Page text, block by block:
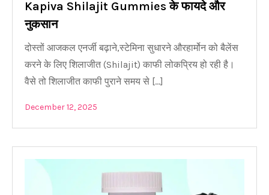
Kapiva Shilajit Gummies के फायदे और
नुकसान
दोस्तों आजकल एनर्जी बढ़ाने,स्टेमिना सुधारने औरहार्मोन को बैलेंस
करने के लिए शिलाजीत (Shilajit) काफी लोकप्रिय हो रही है।
वैसे तो शिलाजीत काफी पुराने समय से […]
December 12, 2025